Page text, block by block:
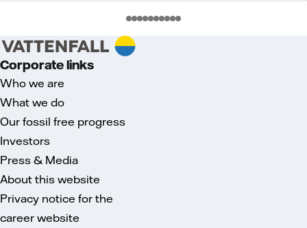
Corporate links
Who we are
What we do
Our fossil free progress
Investors
Press & Media
About this website
Privacy notice for the
career website